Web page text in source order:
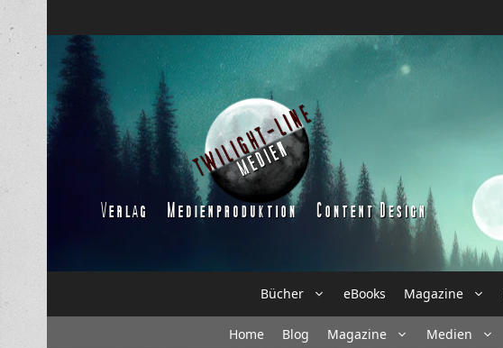
Inhalt
springen
Bücher eBooks Magazine
Home Blog Magazine Medien